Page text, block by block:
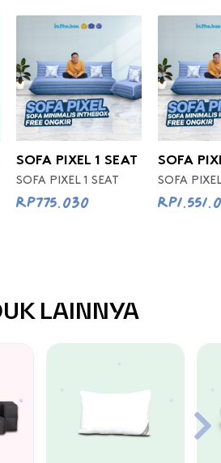
SOFA PIXEL 1 SEAT
SOFA PIXEL 1 SEAT
Rp775.030
SOFA
SOFA
LAINNYA